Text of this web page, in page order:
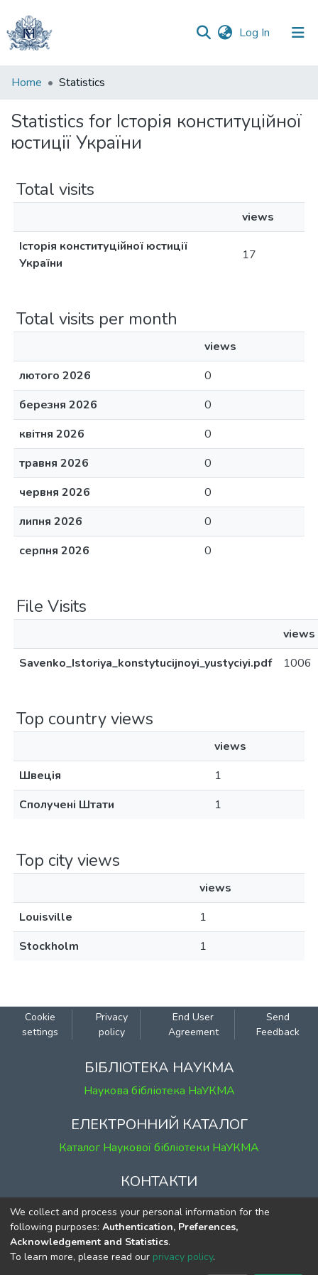
Log In (current)
Communities
Collections
All of DSpace
Home Statistics
Statistics for Історія конституційної
юстиції України
Total visits
views
Історія конституційної юстиції
України
17
Total visits per month
views
лютого 2026
0
березня 2026
0
квітня 2026
0
травня 2026
0
червня 2026
0
липня 2026
0
серпня 2026
0
File Visits
views
Savenko_Istoriya_konstytucijnoyi_yustyciyi.pdf
1006
Top country views
views
Швеція
1
Сполучені Штати
1
Top city views
views
Louisville
1
Stockholm
1
Cookie
settings
Privacy
policy
End User
Agreement
Send
Feedback
БІБЛІОТЕКА НАУКМА
Наукова бібліотека НаУКМА
ЕЛЕКТРОННИЙ КАТАЛОГ
Каталог Наукової бібліотеки НаУКМА
КОНТАКТИ
м. Київ, вул. Григорія Сковороди, 2
к. 1, к. 120
тел. (044) 463-69-31
ekmair@ukma.edu.ua
We collect and process your personal information for the
following purposes: Authentication, Preferences,
Acknowledgement and Statistics.
To learn more, please read our privacy policy.